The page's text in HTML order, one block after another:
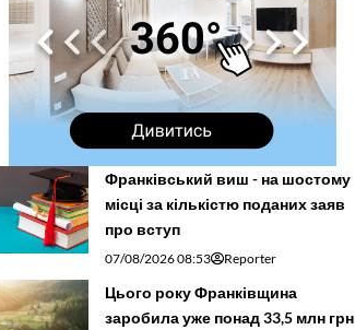
Франківський виш - на шостому
місці за кількістю поданих заяв
про вступ
07/08/2026 08:53 Reporter
Цього року Франківщина
заробила уже понад 33,5 млн грн